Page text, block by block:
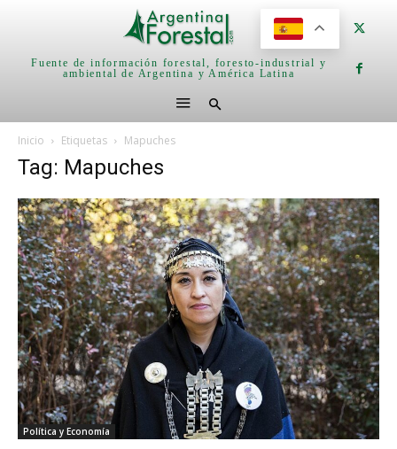
Fuente de información forestal, foresto-industrial y
ambiental de Argentina y América Latina
Inicio Etiquetas Mapuches
Tag: Mapuches
Política y Economía